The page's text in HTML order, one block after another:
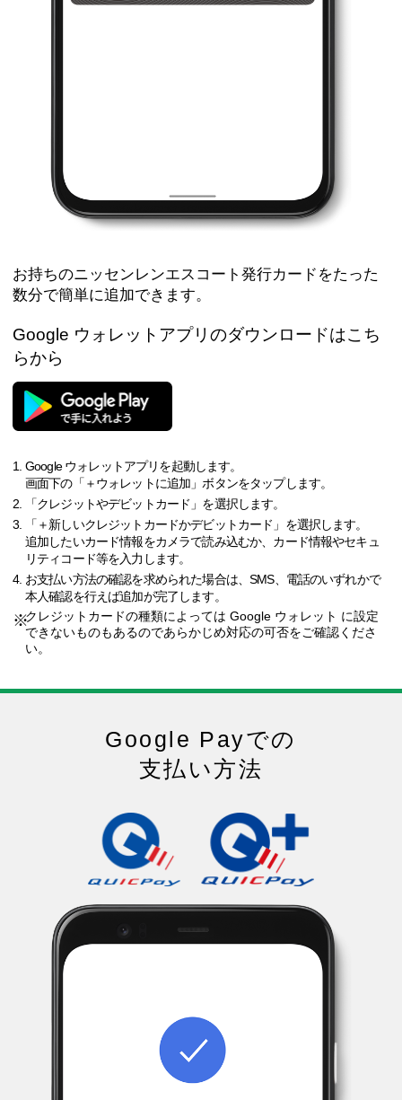
お持ちのニッセンレンエスコート発行カードをたった
数分で簡単に追加できます。
Google ウォレットアプリのダウンロードはこち
らから
Google ウォレットアプリを起動します。
画面下の「＋ウォレットに追加」ボタンをタップします。
「クレジットやデビットカード」を選択します。
「＋新しいクレジットカードかデビットカード」を選択します。
追加したいカード情報をカメラで読み込むか、カード情報やセキュ
リティコード等を入力します。
お支払い方法の確認を求められた場合は、SMS、電話のいずれかで
本人確認を行えば追加が完了します。
クレジットカードの種類によっては Google ウォレット に設定
できないものもあるのであらかじめ対応の可否をご確認くださ
い。
Google Payでの
支払い方法